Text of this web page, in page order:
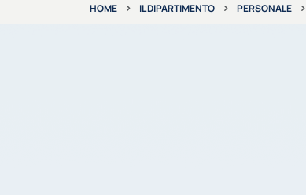
HOME IL DIPARTIMENTO PERSONALE